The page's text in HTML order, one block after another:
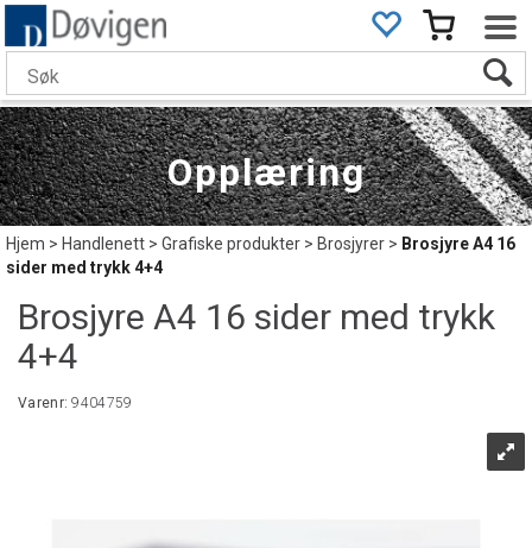
Opplæring
Hjem>Handlenett>Grafiske produkter>Brosjyrer> Brosjyre A4 16
sider med trykk 4+4
Brosjyre A4 16 sider med trykk
4+4
Varenr:9404759